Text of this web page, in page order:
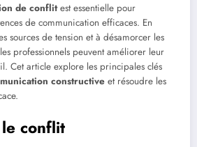
de conflitest essentielle pour
de communication efficaces. En
sources de tension et à désamorcer les
professionnels peuvent améliorer leur
Cet article explore les principales clés
constructive et résoudre les
conflit